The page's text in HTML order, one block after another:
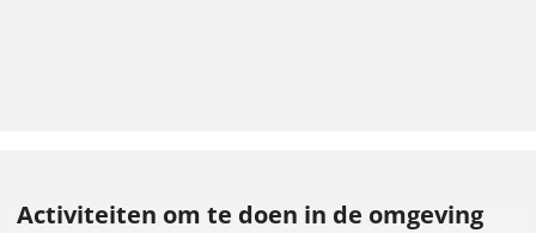
Activiteiten om te doen in de omgeving